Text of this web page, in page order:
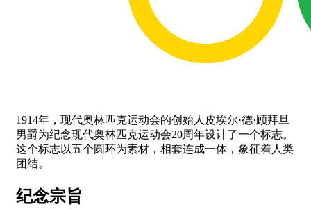
1914年，现代奥林匹克运动会的创始人皮埃尔·德·顾拜旦
男爵为纪念现代奥林匹克运动会20周年设计了一个标志。
这个标志以五个圆环为素材，相套连成一体，象征着人类
团结。
纪念宗旨